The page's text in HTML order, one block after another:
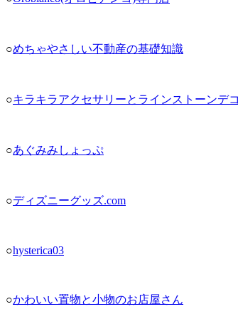
○めちゃやさしい不動産の基礎知識
○キラキラアクセサリーとラインストーンデ
○あぐみみしょっぷ
○ディズニーグッズ.com
○hysterica03
○かわいい置物と小物のお店屋さん